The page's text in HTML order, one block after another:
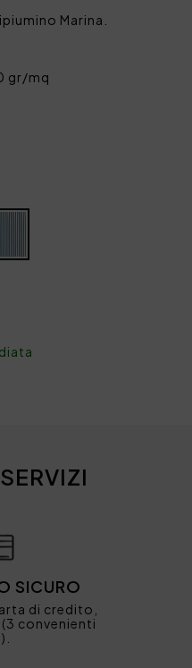
Marina.
gr/mq
SICURO
di credito,
(3 convenienti